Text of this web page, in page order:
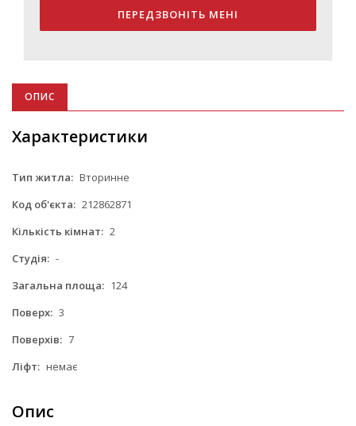
ПЕРЕДЗВОНІТЬ МЕНІ
ОПИС
Характеристики
Тип житла: Вторинне
Код об'єкта: 212862871
Кількість кімнат: 2
Студія: -
Загальна площа: 124
Поверх: 3
Поверхів: 7
Ліфт: немає
Опис